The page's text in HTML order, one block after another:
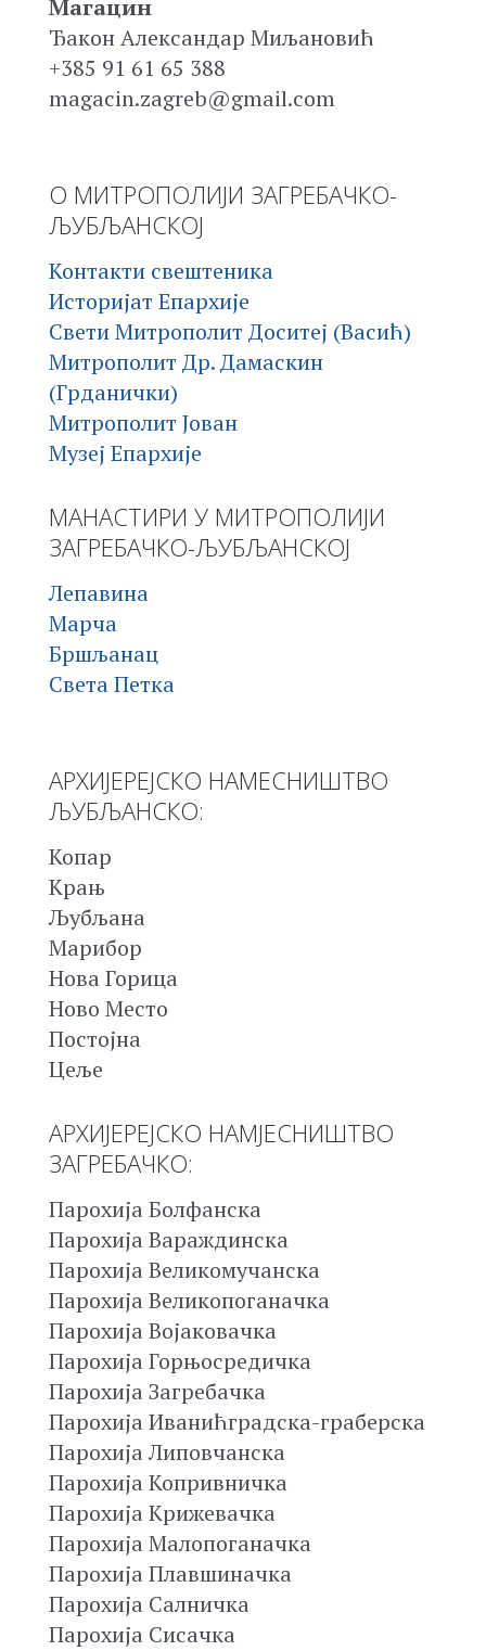
Магацин
Ђакон Александар Миљановић
+385 91 61 65 388
magacin.zagreb@gmail.com
О МИТРОПОЛИЈИ ЗАГРЕБАЧКО-
ЉУБЉАНСКОЈ
Контакти свештеника
Историјат Епархије
Свети Митрополит Доситеј (Васић)
Митрополит Др. Дамаскин
(Грданички)
Митрополит Јован
Музеј Епархије
МАНАСТИРИ У МИТРОПОЛИЈИ
ЗАГРЕБАЧКО-ЉУБЉАНСКОЈ
Лепавина
Марча
Бршљанац
Света Петка
АРХИЈЕРЕЈСКО НАМЕСНИШТВО
ЉУБЉАНСКО:
Копар
Крањ
Љубљана
Марибор
Нова Горица
Ново Место
Постојна
Цеље
АРХИЈЕРЕЈСКО НАМЈЕСНИШТВО
ЗАГРЕБАЧКО:
Парохија Болфанска
Парохија Вараждинска
Парохија Великомучанска
Парохија Великопоганачка
Парохија Војаковачка
Парохија Горњосредичка
Парохија Загребачка
Парохија Иванићградска-граберска
Парохија Липовчанска
Парохија Копривничка
Парохија Крижевачка
Парохија Малопоганачка
Парохија Плавшиначка
Парохија Салничка
Парохија Сисачка